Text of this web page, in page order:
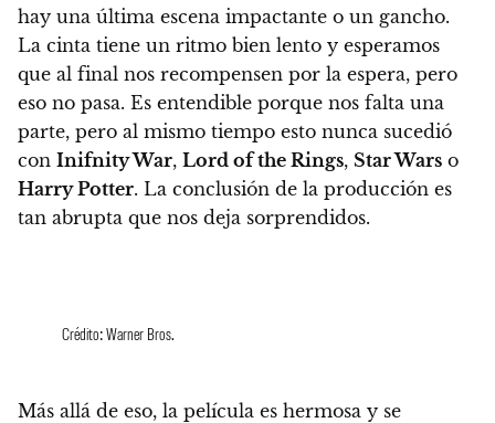
hay una última escena impactante o un gancho.
La cinta tiene un ritmo bien lento y esperamos
que al final nos recompensen por la espera, pero
eso no pasa. Es entendible porque nos falta una
parte, pero al mismo tiempo esto nunca sucedió
con Inifnity War, Lord of the Rings, Star Wars o
Harry Potter. La conclusión de la producción es
tan abrupta que nos deja sorprendidos.
Crédito: Warner Bros.
Más allá de eso, la película es hermosa y se